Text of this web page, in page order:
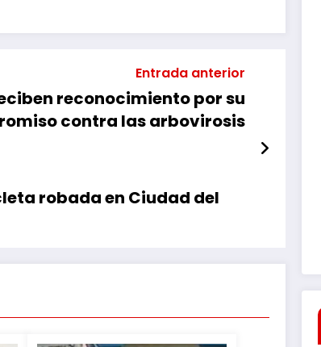
Entrada anterior
reconocimiento por su
contra las arbovirosis
robada en Ciudad del